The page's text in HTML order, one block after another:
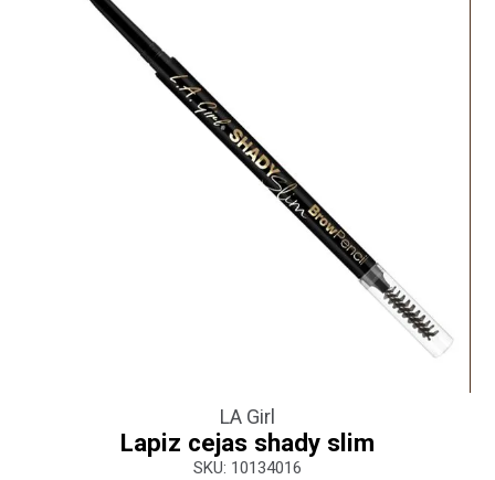
LA Girl
Lapiz cejas shady slim
: 10134016